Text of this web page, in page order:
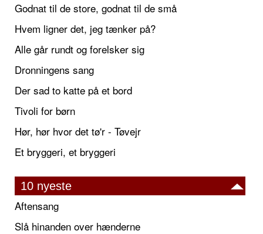
Godnat til de store, godnat til de små
Hvem ligner det, jeg tænker på?
Alle går rundt og forelsker sig
Dronningens sang
Der sad to katte på et bord
Tivoli for børn
Hør, hør hvor det tø'r - Tøvejr
Et bryggeri, et bryggeri
10 nyeste
Aftensang
Slå hinanden over hænderne